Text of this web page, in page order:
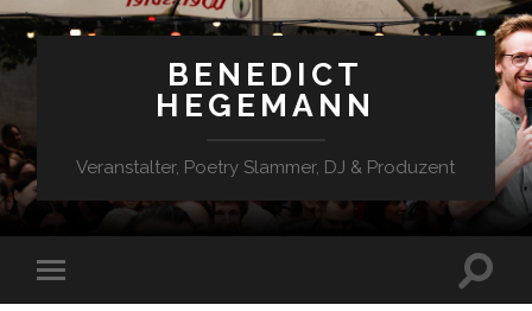
BENEDICT
HEGEMANN
Veranstalter, Poetry Slammer, DJ & Produzent